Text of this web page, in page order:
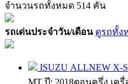
จำนวนรถทั้งหมด 514 คัน
รถเด่นประจำวัน/เดือน ดูรถทั้ง
ISUZU ALLNEW​ X-
MT ปี: 2018ตอนครึ่ง เค